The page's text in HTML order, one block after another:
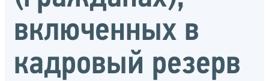
включенных в
кадровый резерв